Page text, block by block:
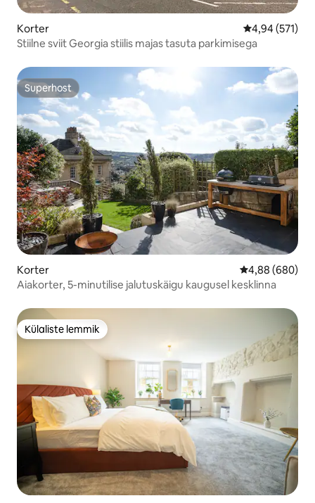
Korter Keskmine
4,94 (571)
Stiilne sviit Georgia stiilis majas tasuta parkimisega
Superhost
Superhost
Korter Keskmine
4,88 (680)
Aiakorter, 5-minutilise jalutuskäigu kaugusel kesklinna
Külaliste lemmik
Külaliste lemmik